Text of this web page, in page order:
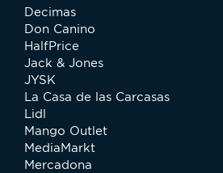
Decimas
Don Canino
HalfPrice
Jack & Jones
JYSK
La Casa de las Carcasas
Lidl
Mango Outlet
MediaMarkt
Mercadona